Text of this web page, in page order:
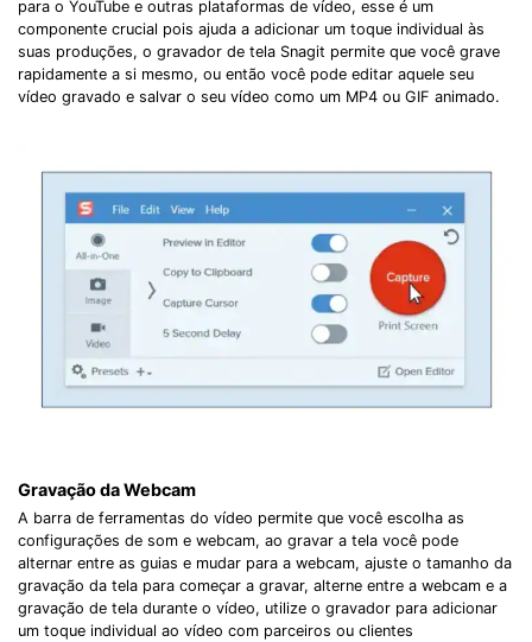
para o YouTube e outras plataformas de vídeo, esse é um
componente crucial pois ajuda a adicionar um toque individual às
suas produções, o gravador de tela Snagit permite que você grave
rapidamente a si mesmo, ou então você pode editar aquele seu
vídeo gravado e salvar o seu vídeo como um MP4 ou GIF animado.
Gravação da Webcam
A barra de ferramentas do vídeo permite que você escolha as
configurações de som e webcam, ao gravar a tela você pode
alternar entre as guias e mudar para a webcam, ajuste o tamanho da
gravação da tela para começar a gravar, alterne entre a webcam e a
gravação de tela durante o vídeo, utilize o gravador para adicionar
um toque individual ao vídeo com parceiros ou clientes